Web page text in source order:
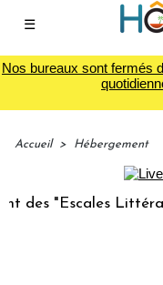
☰
Nos bureaux sont fermés
Accueil > Hébergement
"Escales